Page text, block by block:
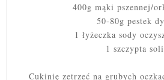
400g mąki pszennej/
50-80g pestek
1 łyżeczka sody
1 szczypta soli
Cukinię zetrzeć na grubych